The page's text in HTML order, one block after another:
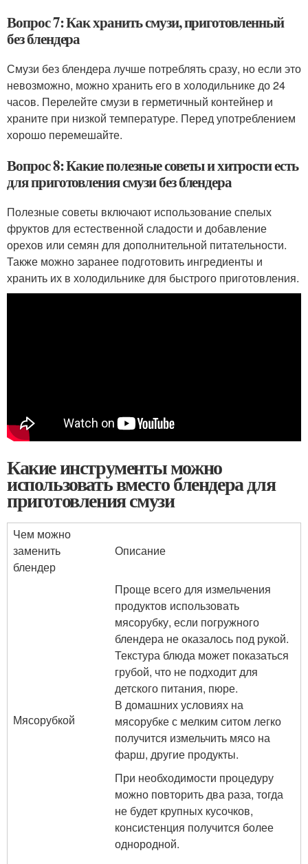
Вопрос 7: Как хранить смузи, приготовленный
без блендера
Смузи без блендера лучше потреблять сразу, но если это
невозможно, можно хранить его в холодильнике до 24
часов. Перелейте смузи в герметичный контейнер и
храните при низкой температуре. Перед употреблением
хорошо перемешайте.
Вопрос 8: Какие полезные советы и хитрости есть
для приготовления смузи без блендера
Полезные советы включают использование спелых
фруктов для естественной сладости и добавление
орехов или семян для дополнительной питательности.
Также можно заранее подготовить ингредиенты и
хранить их в холодильнике для быстрого приготовления.
Какие инструменты можно
использовать вместо блендера для
приготовления смузи
Чем можно
заменить
блендер
Описание
Мясорубкой
Проще всего для измельчения
продуктов использовать
мясорубку, если погружного
блендера не оказалось под рукой.
Текстура блюда может показаться
грубой, что не подходит для
детского питания, пюре.
В домашних условиях на
мясорубке с мелким ситом легко
получится измельчить мясо на
фарш, другие продукты.
При необходимости процедуру
можно повторить два раза, тогда
не будет крупных кусочков,
консистенция получится более
однородной.